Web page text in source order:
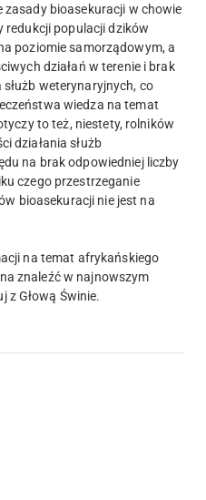
zasady bioasekuracji w chowie
redukcji populacji dzików
poziomie samorządowym, a
działań w terenie i brak
weterynaryjnych, co
wiedza na temat
to też, niestety, rolników
działania służb
na brak odpowiedniej liczby
czego przestrzeganie
bioasekuracji nie jest na
na temat afrykańskiego
znaleźć w najnowszym
z Głową Świnie.